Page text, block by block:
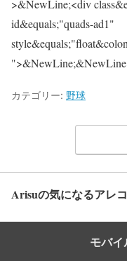
カテゴリー: 野球
Arisuの気になるアレ
モバイ